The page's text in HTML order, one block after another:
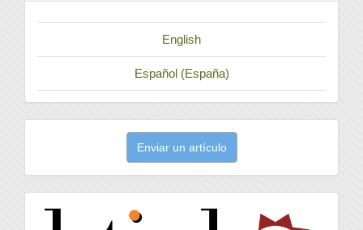
English
Español (España)
artículo
Enviar un artículo
latindex